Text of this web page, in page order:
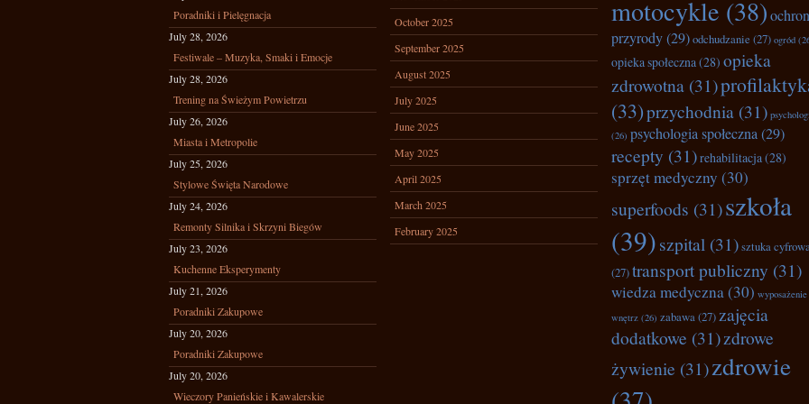
Poradniki i Pielęgnacja
July 28, 2026
Festiwale – Muzyka, Smaki i Emocje
July 28, 2026
Trening na Świeżym Powietrzu
July 26, 2026
Miasta i Metropolie
July 25, 2026
Stylowe Święta Narodowe
July 24, 2026
Remonty Silnika i Skrzyni Biegów
July 23, 2026
Kuchenne Eksperymenty
July 21, 2026
Poradniki Zakupowe
July 20, 2026
Poradniki Zakupowe
July 20, 2026
Wieczory Panieńskie i Kawalerskie
October 2025
September 2025
August 2025
July 2025
June 2025
May 2025
April 2025
March 2025
February 2025
motocykle (38)
przyrody(29)odchudzanie (27) ogród
opieka społeczna(28) opieka
zdrowotna (31)
(33)przychodnia (31)
(26) psychologia społeczna(29)
recepty (31)rehabilitacja(28)
sprzęt medyczny (30)
superfoods (31)szkoła
(39)szpital (31)sztuka
(27)transport publiczny (31)
wiedza medyczna(30) wyposażenie
wnętrz (26) zabawa(27) zajęcia
dodatkowe (31)zdrowe
żywienie (31)zdrowie